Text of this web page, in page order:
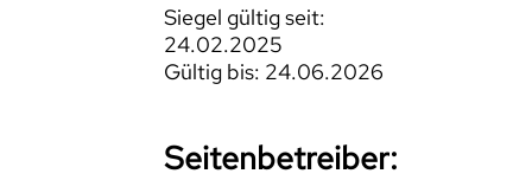
Siegel gültig seit:
24.02.2025
Gültig bis: 24.06.2026
Seitenbetreiber: